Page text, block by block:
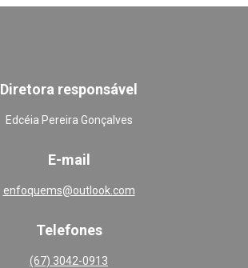
Diretora responsável
Edcéia Pereira Gonçalves
E-mail
enfoquems@outlook.com
Telefones
(67) 3042-0913